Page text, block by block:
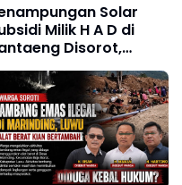
Solar
Milik H A D di
Disorot,
Keluhkan
Mendapat BBM